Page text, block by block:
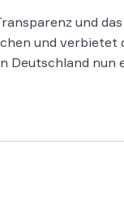
und
und verbietet
Deutschland nun